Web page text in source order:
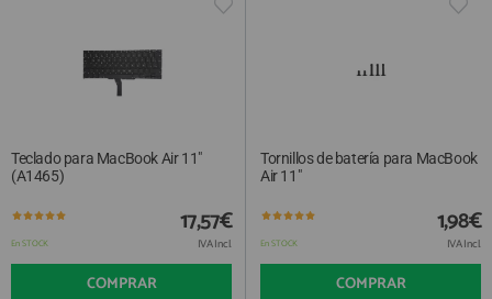
Teclado para MacBook Air 11"
(A1465)
En STOCK
17,57€
IVA Incl.
COMPRAR
Tornillos de batería para MacBook
Air 11"
En STOCK
1,98€
IVA Incl.
COMPRAR